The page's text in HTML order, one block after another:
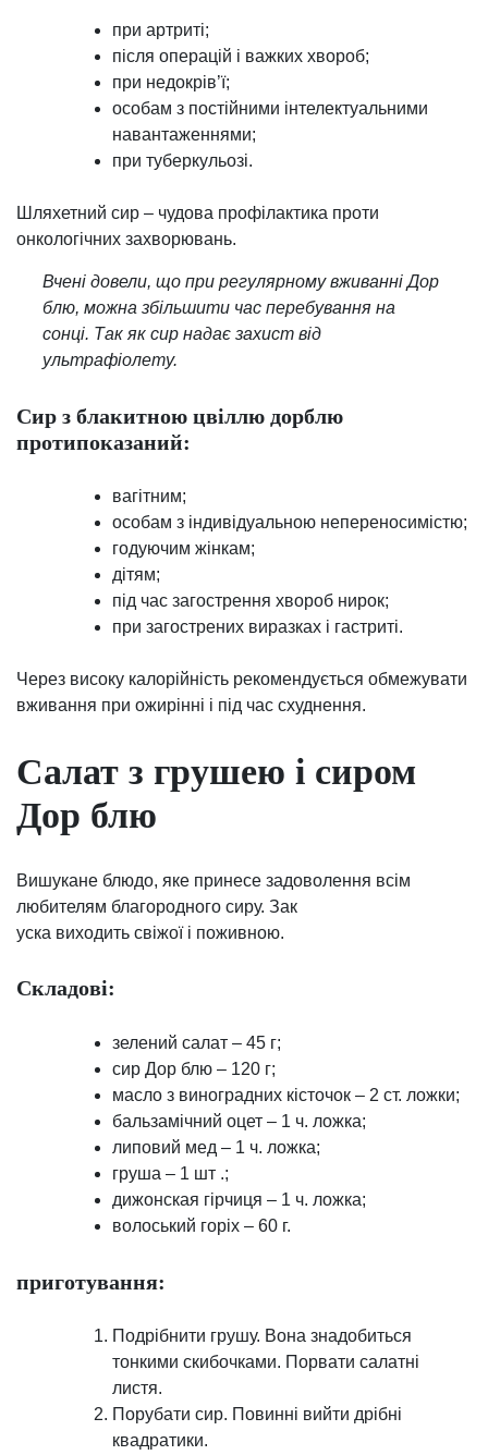
при артриті;
після операцій і важких хвороб;
при недокрів’ї;
особам з постійними інтелектуальними
навантаженнями;
при туберкульозі.
Шляхетний сир – чудова профілактика проти
онкологічних захворювань.
Вчені довели, що при регулярному вживанні Дор
блю, можна збільшити час перебування на
сонці. Так як сир надає захист від
ультрафіолету.
Сир з блакитною цвіллю дорблю
протипоказаний:
вагітним;
особам з індивідуальною непереносимістю;
годуючим жінкам;
дітям;
під час загострення хвороб нирок;
при загострених виразках і гастриті.
Через високу калорійність рекомендується обмежувати
вживання при ожирінні і під час схуднення.
Салат з грушею і сиром
Дор блю
Вишукане блюдо, яке принесе задоволення всім
любителям благородного сиру. Зак
уска виходить свіжої і поживною.
Складові:
зелений салат – 45 г;
сир Дор блю – 120 г;
масло з виноградних кісточок – 2 ст. ложки;
бальзамічний оцет – 1 ч. ложка;
липовий мед – 1 ч. ложка;
груша – 1 шт .;
дижонская гірчиця – 1 ч. ложка;
волоський горіх – 60 г.
приготування:
Подрібнити грушу. Вона знадобиться
тонкими скибочками. Порвати салатні
листя.
Порубати сир. Повинні вийти дрібні
квадратики.